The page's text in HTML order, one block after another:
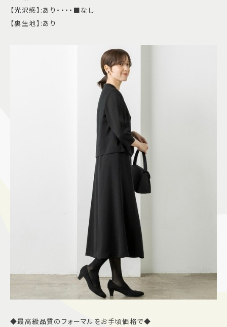
【光沢感】:あり・・・・■なし
【裏生地】:あり
◆最高級品質のフォーマルをお手頃価格で◆